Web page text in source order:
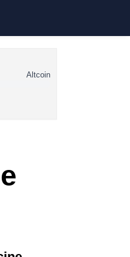
Haberleri
Altcoin